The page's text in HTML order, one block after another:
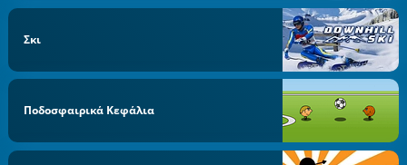
Σκι
Ποδοσφαιρικά Κεφάλια